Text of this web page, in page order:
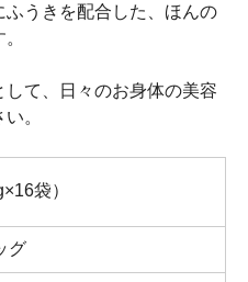
うきを配合した、ほんの
て、日々のお身体の美容
。
袋）
グ